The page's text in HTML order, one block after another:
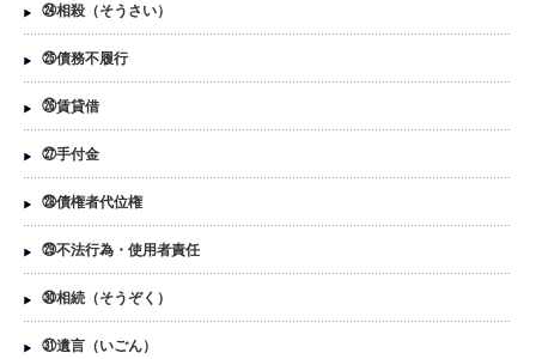
㉔相殺（そうさい）
㉕債務不履行
㉖賃貸借
㉗手付金
㉘債権者代位権
㉙不法行為・使用者責任
㉚相続（そうぞく）
㉛遺言（いごん）